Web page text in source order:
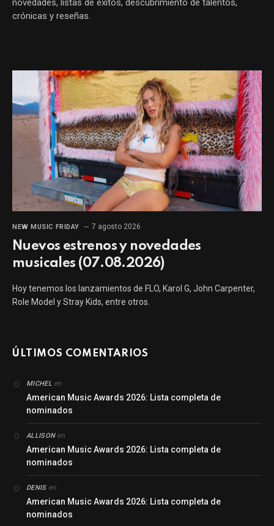
novedades, listas de éxitos, descubrimiento de talentos,
crónicas y reseñas.
NEW MUSIC FRIDAY 7 agosto 2026
Nuevos estrenos y novedades
musicales (07.08.2026)
Hoy tenemos los lanzamientos de FLO, Karol G, John Carpenter,
Role Model y Stray Kids, entre otros.
ÚLTIMOS COMENTARIOS
MICHEL en
American Music Awards 2026: Lista completa de
nominados
ALLISONen
American Music Awards 2026: Lista completa de
nominados
DENISen
American Music Awards 2026: Lista completa de
nominados